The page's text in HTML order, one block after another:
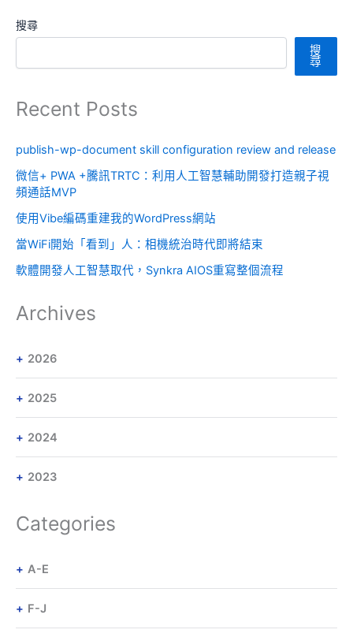
搜尋
搜
尋
Recent Posts
publish-wp-document skill configuration review and release
微信+ PWA +騰訊TRTC：利用人工智慧輔助開發打造親子視
頻通話MVP
使用Vibe編碼重建我的WordPress網站
當WiFi開始「看到」人：相機統治時代即將結束
軟體開發人工智慧取代，Synkra AIOS重寫整個流程
Archives
2026
2025
2024
2023
Categories
A-E
F-J